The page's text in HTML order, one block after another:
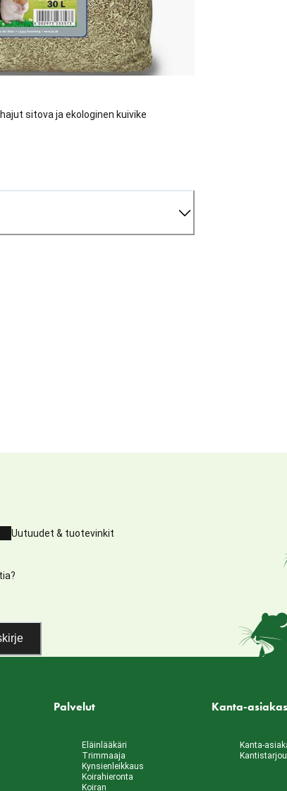
sitova ja ekologinen kuivike
Uutuudet & tuotevinkit
Palvelut
Eläinlääkäri
Trimmaaja
Kynsienleikkaus
Koirahieronta
Koiran
Kanta-asiakas
Kanta-